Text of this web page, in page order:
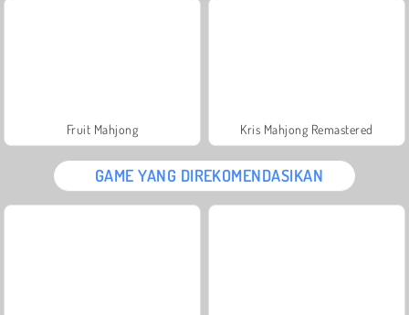
Fruit Mahjong Kris Mahjong Remastered
GAME YANG DIREKOMENDASIKAN